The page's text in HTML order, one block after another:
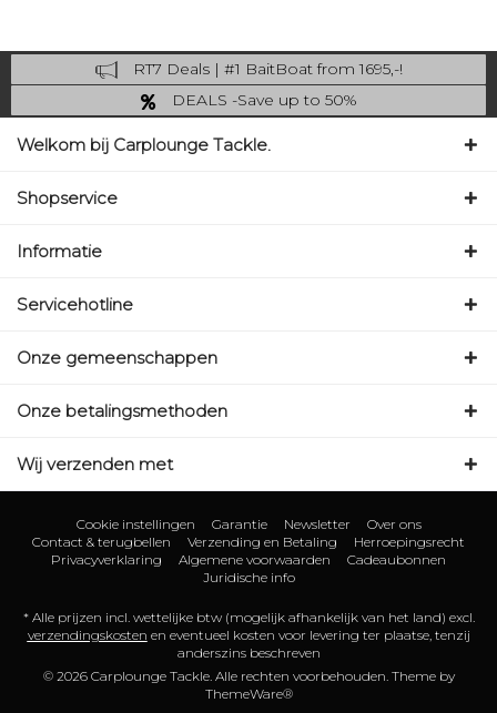
RT7 Deals | #1 BaitBoat from 1695,-!
Catch more: upgrade your fishing now!
DEALS -Save up to 50%
Welkom bij Carplounge Tackle.
Shopservice
Informatie
Servicehotline
Onze gemeenschappen
Onze betalingsmethoden
Wij verzenden met
Cookie instellingen Garantie Newsletter
Over ons
Contact & terugbellen
Verzending en Betaling
Herroepingsrecht
Privacyverklaring
Algemene voorwaarden
Cadeaubonnen
Juridische info
* Alle prijzen incl. wettelijke btw (mogelijk afhankelijk van het land) excl.
verzendingskosten en eventueel kosten voor levering ter plaatse, tenzij
anderszins beschreven
© 2026 Carplounge Tackle. Alle rechten voorbehouden. Theme by
ThemeWare®